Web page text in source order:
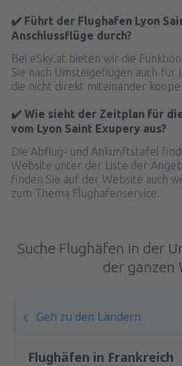
✔️ Führt der Flughafen Lyon
Anschlussflüge durch?
Bei eSky.at bieten wir die
Sie nach Umsteigeflügen auch für
die nicht direkt miteinander
✔️ Wie sieht der Zeitplan für
vom Lyon Saint Exupery aus?
Die Abflug- und Ankunftstafel
Website unter der Liste der
finden Sie auf der Website auch
zum Thema Flughafenservice.
Suche Flughäfen in der
der ganzen
Geh zu den Ländern
Flughäfen in Frankreich